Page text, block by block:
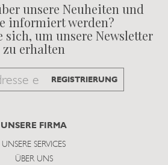
unsere Neuheiten und
informiert werden?
sich, um unsere Newsletter
zu erhalten
REGISTRIERUNG
UNSERE FIRMA
UNSERE SERVICES
ÜBER UNS